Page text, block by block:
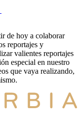
de hoy a colaborar
reportajes y
valientes reportajes
especial en nuestro
que vaya realizando,